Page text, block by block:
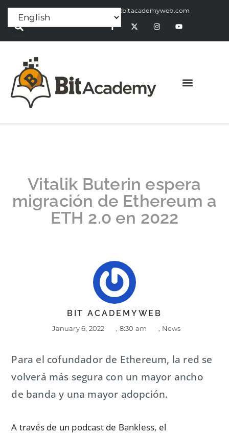
Press Release:alex@bitacademyweb.com
Vitalik Buterin espera
migración de Ethereum a
ETH 2.0 en 2022
BIT ACADEMYWEB
January 6, 2022 8:30 am News
Para el cofundador de Ethereum, la red se
volverá más segura con un mayor ancho
de banda y una mayor adopción.
A través de un podcast de Bankless, el